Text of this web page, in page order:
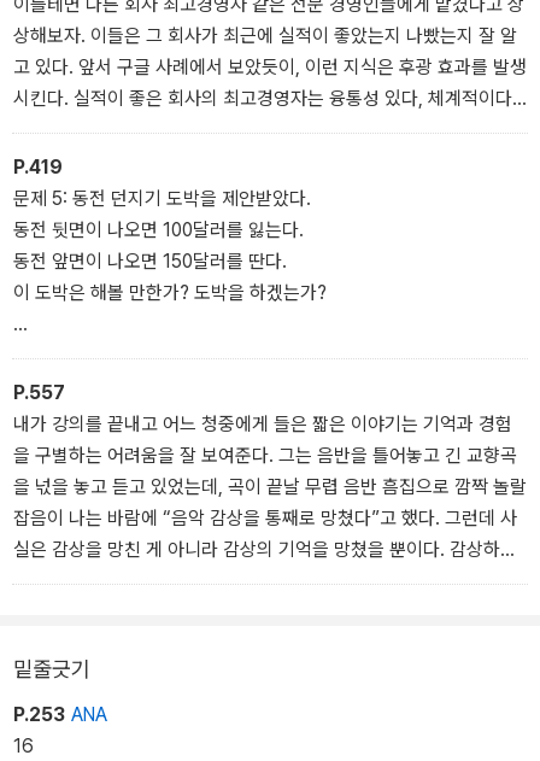
이 얼마면 사겠는지 생각할 때도 질문에서 제시한 가격에 영향을 받
는다. 같은 집이라도 표시 가격이 낮을 때보다 높을 때 더 가치 있어
보인다. 그런 숫자에 영향을 받지 않기로 결심해도 소용없다. 기준점
면 여지없이 이 현상이 나타난다.
_11장 기준점 효과
상해보자. 이들은 그 회사가 최근에 실적이 좋았는지 나빴는지 잘 알
고 있다. 앞서 구글 사례에서 보았듯이, 이런 지식은 후광 효과를 발생
시킨다. 실적이 좋은 회사의 최고경영자는 융통성 있다, 체계적이다,
결단력 있다는 말을 듣기 쉽다. 그런데 1년이 지나 그 회사 상황이 나
빠졌다고 해보자. 똑같은 최고경영자가 이제는 갈팡질팡한다, 고지식
하다, 권위적이다, 같은 말로 묘사된다. 두 평가 모두 그 순간에는 타
당하게 들린다. 성공한 지도자를 고지식하다거나 갈팡질팡한다고 말
하거나, 애를 먹고 있는 지도자를 융통성 있다거나 체계적이라고 말
한다면 터무니없지 않은가.
하다고 본다는 사실을 스스로 받아들이기가 쉽지 않다. 후광 효과 탓
에 우리는 인과관계를 거꾸로 해석해, 사실은 회사가 망한 탓에 최고
경영자가 고지식하게 보일 때도 최고경영자가 고지식한 탓에 회사가
망했다고 믿기 쉽다. 이해 착각은 그런 식으로 일어난다.
_19장 이해 착각
P.419
문제 5: 동전 던지기 도박을 제안받았다.
동전 뒷면이 나오면 100달러를 잃는다.
동전 앞면이 나오면 150달러를 딴다.
이 도박은 해볼 만한가? 도박을 하겠는가?
여기서 선택을 하려면, 150달러를 땄을 때의 심리적 이익과 100달러
를 잃었을 때의 심리적 비용을 비교해야 한다. 어떤 느낌이 드는가?
딸 수 있는 금액이 잃을 수 있는 금액보다 크니 도박의 기댓값은 누가
봐도 플러스이지만, 사람은 거의 다 이 도박을 하지 않는다. 이 도박을
거부하는 것은 시스템 2의 작용이지만, 비판적 감정은 시스템 1에서
나온다. 대부분의 사람은 150달러를 따는 희망보다 100달러를 잃는
두려움을 더 크게 느낀다. 우리는 이런 현상을 수차례 관찰한 끝에
P.557
내가 강의를 끝내고 어느 청중에게 들은 짧은 이야기는 기억과 경험
을 구별하는 어려움을 잘 보여준다. 그는 음반을 틀어놓고 긴 교향곡
을 넋을 놓고 듣고 있었는데, 곡이 끝날 무렵 음반 흠집으로 깜짝 놀랄
잡음이 나는 바람에 “음악 감상을 통째로 망쳤다”고 했다. 그런데 사
실은 감상을 망친 게 아니라 감상의 기억을 망쳤을 뿐이다. 감상하는
자아, 즉 경험하는 자아는 곡을 거의 다 들을 때까지 좋은 경험을 했
로 그때의 경험을 통째로 망쳤다고 했지만, 그것은 음악을 들으며 행
복했던 40분을 무시한 평가다. 실제 경험은 과연 아무짝에도 쓸모가
없을까?
밑줄긋기
P.253 ANA
16